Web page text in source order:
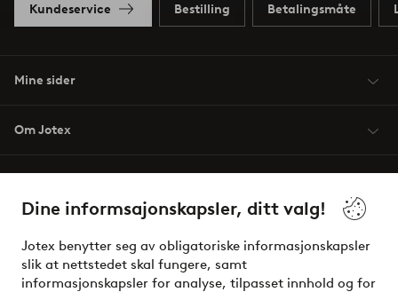
Dine informsajonskapsler, ditt valg!
Jotex benytter seg av obligatoriske informasjonskapsler
slik at nettstedet skal fungere, samt
informasjonskapsler for analyse, tilpasset innhold og for
Kundeservice Bestilling Betalingsmåte
Mine sider
Om Jotex
Venner